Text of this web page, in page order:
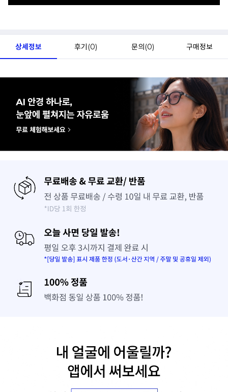
상세정보 후기(0) 문의(0) 구매정보